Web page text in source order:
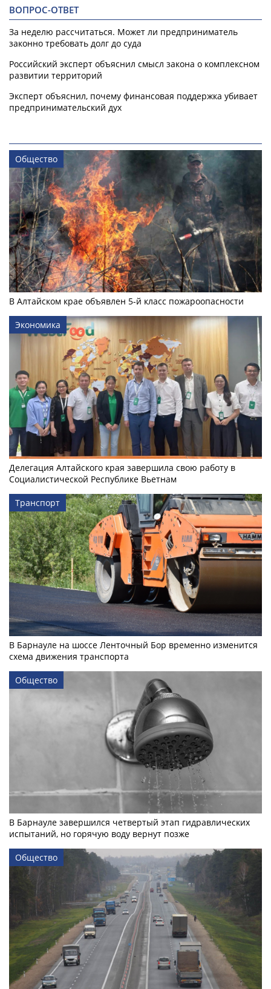
ВОПРОС-ОТВЕТ
За неделю рассчитаться. Может ли предприниматель
законно требовать долг до суда
Российский эксперт объяснил смысл закона о комплексном
развитии территорий
Эксперт объяснил, почему финансовая поддержка убивает
предпринимательский дух
Общество
В Алтайском крае объявлен 5-й класс пожароопасности
Экономика
Делегация Алтайского края завершила свою работу в
Социалистической Республике Вьетнам
Транспорт
В Барнауле на шоссе Ленточный Бор временно изменится
схема движения транспорта
Общество
В Барнауле завершился четвертый этап гидравлических
испытаний, но горячую воду вернут позже
Общество